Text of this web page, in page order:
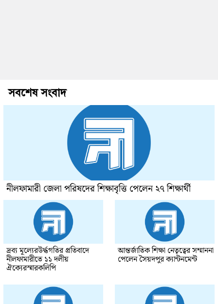
সবশেষ সংবাদ
নীলফামারী জেলা পরিষদের শিক্ষাবৃত্তি পেলেন ২৭ শিক্ষার্থী
দ্রব্য মূল্যেরউর্দ্ধগতির প্রতিবাদে
নীলফামারীতে ১১ দলীয়
ঐক্যেরস্মারকলিপি
আন্তর্জাতিক শিক্ষা নেতৃত্বের সম্মাননা
পেলেন সৈয়দপুর ক্যান্টনমেন্ট